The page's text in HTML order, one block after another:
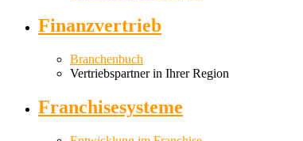
Finanzvertrieb
Branchenbuch
Vertriebspartner in Ihrer Region
Franchisesysteme